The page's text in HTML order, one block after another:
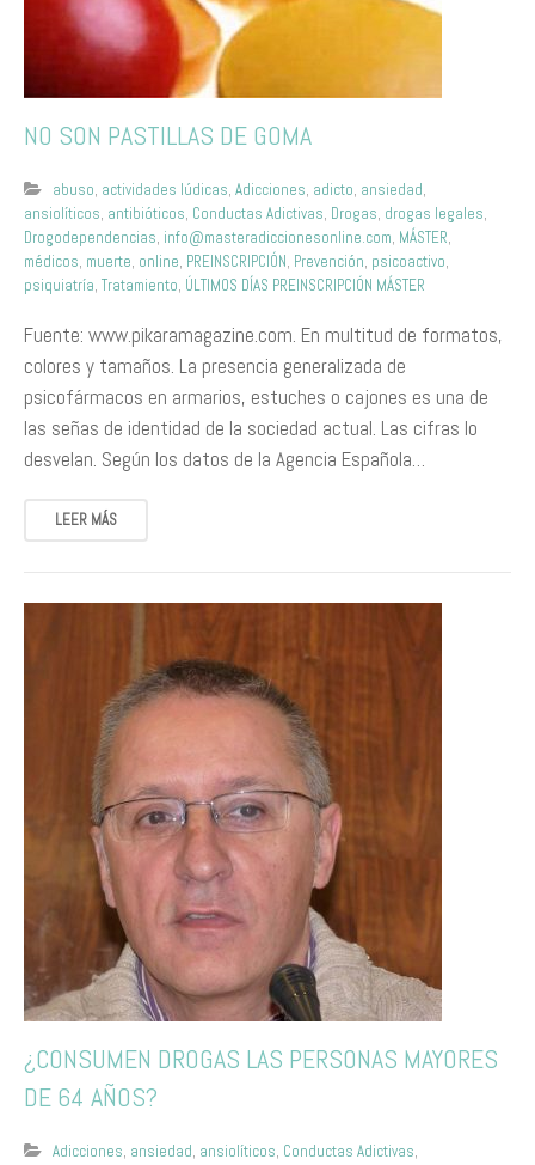
NO SON PASTILLAS DE GOMA
abuso, actividades lúdicas, Adicciones, adicto, ansiedad,
ansiolíticos, antibióticos, Conductas Adictivas, Drogas, drogas legales,
Drogodependencias, info@masteradiccionesonline.com, MÁSTER,
médicos, muerte, online, PREINSCRIPCIÓN, Prevención, psicoactivo,
psiquiatría, Tratamiento, ÚLTIMOS DÍAS PREINSCRIPCIÓN MÁSTER
Fuente: www.pikaramagazine.com. En multitud de formatos,
colores y tamaños. La presencia generalizada de
psicofármacos en armarios, estuches o cajones es una de
las señas de identidad de la sociedad actual. Las cifras lo
desvelan. Según los datos de la Agencia Española…
LEER MÁS
¿CONSUMEN DROGAS LAS PERSONAS MAYORES
DE 64 AÑOS?
Adicciones, ansiedad, ansiolíticos, Conductas Adictivas,